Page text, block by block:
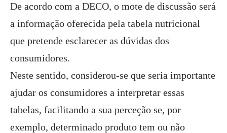
De acordo com a DECO, o mote de discussão será
a informação oferecida pela tabela nutricional
que pretende esclarecer as dúvidas dos
consumidores.
Neste sentido, considerou-se que seria importante
ajudar os consumidores a interpretar essas
tabelas, facilitando a sua perceção se, por
exemplo, determinado produto tem ou não